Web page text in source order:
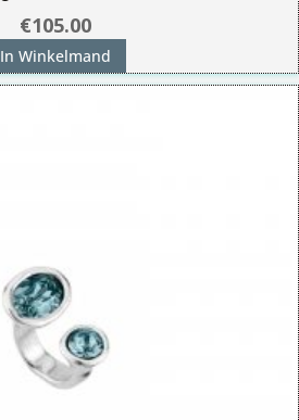
€105.00
In Winkelmand